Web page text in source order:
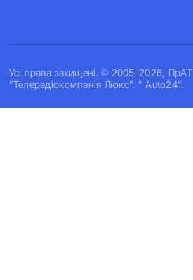
Усi права захищенi. © 2005-2026, ПрАТ
"Телерадіокомпанія Люкс". " Auto24".